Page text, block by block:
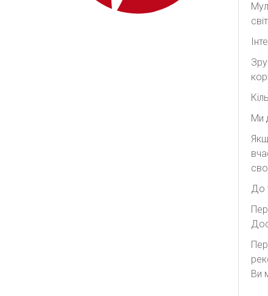
Rodarte
Ми
До
Ви